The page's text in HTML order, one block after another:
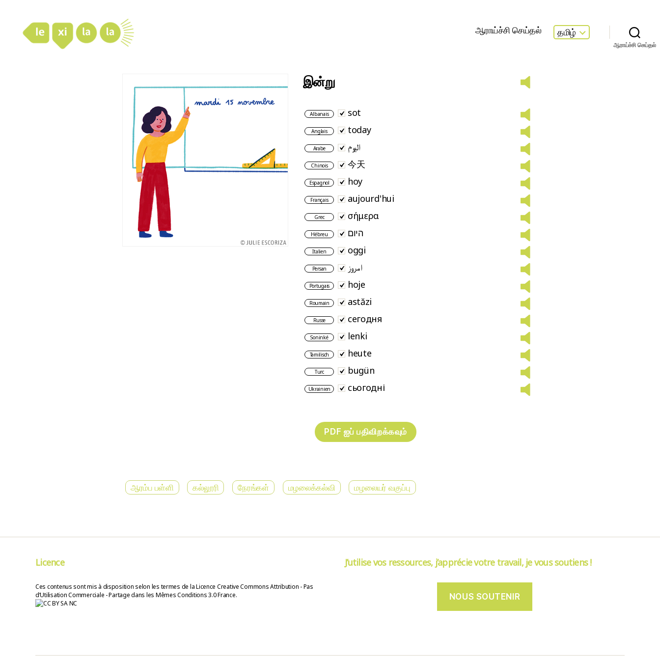
ஆராய்ச்சி செய்தல் தமிழ்
ஆராய்ச்சி செய்தல்
இன்று
Albanais sot
Anglais today
Arabe اليوم
Chinois 今天
Espagnol hoy
Français aujourd'hui
Grec σήμερα
Hébreu היום
Italien oggi
Persan امروز
Portugais hoje
Roumain astăzi
Russe сегодня
Soninké lenki
Tamilisch heute
Turc bugün
Ukrainien сьогодні
ஆரம்ப பள்ளி கல்லூரி நேரங்கள் மழலைக்கல்வி மழலையர் வகுப்பு
Licence
Ces contenus sont mis à disposition selon les termes de la Licence Creative Commons Attribution - Pas
d’Utilisation Commerciale - Partage dans les Mêmes Conditions 3.0 France.
J’utilise vos ressources, j’apprécie votre travail, je vous soutiens !
NOUS SOUTENIR